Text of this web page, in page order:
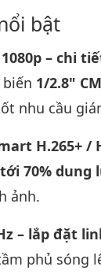
bật
– chi
1/2.8"
nhu cầu
H.265+
70% dung
ảnh.
– lắp đặt
phủ sóng